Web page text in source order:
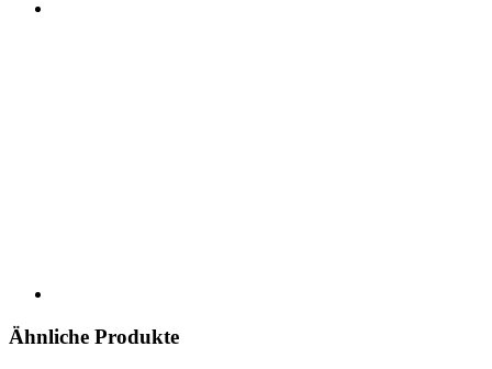
Ähnliche Produkte